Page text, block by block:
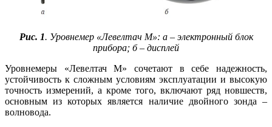
Рис. 1. Уровнемер «Левелтач М»: а – электронный блок
прибора; б – дисплей
Уровнемеры «Левелтач М» сочетают в се­бе надежность,
устойчивость к сложным условиям эксплуатации и высокую
точность измерений, а кроме то­го, включают ряд новшеств,
основным из которых является наличие двойного зонда –
волновода.